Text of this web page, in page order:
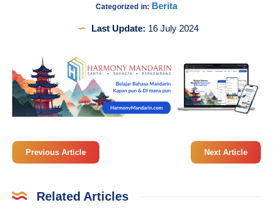
Categorized in: Berita
Last Update: 16 July 2024
Previous Article Next Article
Related Articles